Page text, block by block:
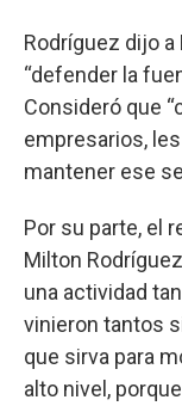
Rodríguez dijo a
“defender la
Consideró que
empresarios,
mantener ese
Por su parte, el
Milton
una actividad
vinieron tantos
que sirva para
alto nivel,